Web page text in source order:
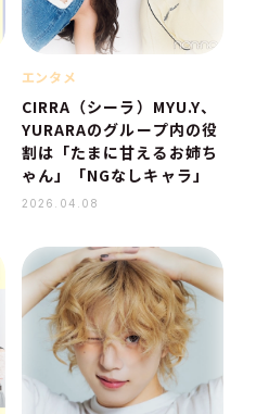
エンタメ
CIRRA（シーラ）MYU.Y、
YURARAのグループ内の役
割は「たまに甘えるお姉ち
ゃん」「NGなしキャラ」
2026.04.08